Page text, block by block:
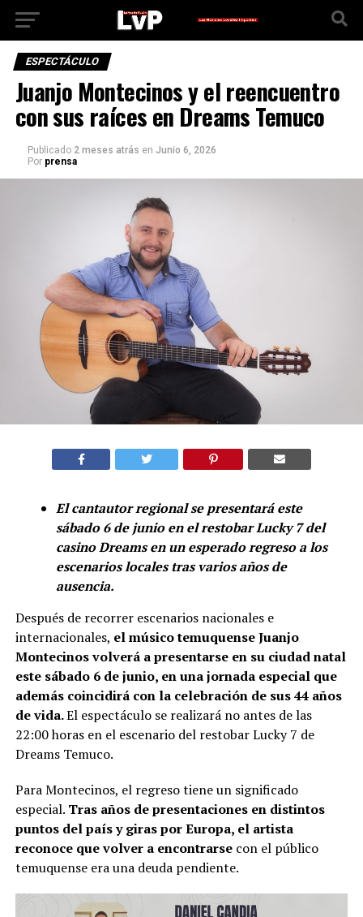
ESPECTÁCULO
Juanjo Montecinos y el reencuentro
con sus raíces en Dreams Temuco
Publicado 2 meses atrás en Junio 6, 2026
Por prensa
El cantautor regional se presentará este
sábado 6 de junio en el restobar Lucky 7 del
casino Dreams en un esperado regreso a los
escenarios locales tras varios años de
ausencia.
Después de recorrer escenarios nacionales e
internacionales, el músico temuquense Juanjo
Montecinos volverá a presentarse en su ciudad natal
este sábado 6 de junio, en una jornada especial que
además coincidirá con la celebración de sus 44 años
de vida.El espectáculo se realizará no antes de las
22:00 horas en el escenario del restobar Lucky 7 de
Dreams Temuco.
Para Montecinos, el regreso tiene un significado
especial. Tras años de presentaciones en distintos
puntos del país y giras por Europa, el artista
reconoce que volver a encontrarsecon el público
temuquense era una deuda pendiente.